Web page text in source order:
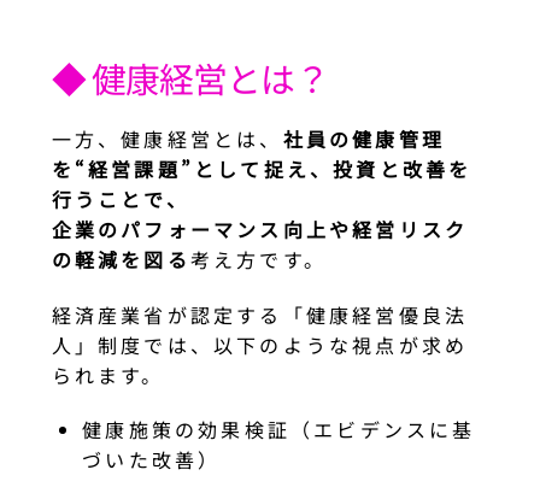
◆ 健康経営とは？
一方、健康経営とは、 社員の健康管理
を“経営課題”として捉え、投資と改善を
行うことで、
企業のパフォーマンス向上や経営リスク
の軽減を図る考え方です。
経済産業省が認定する「健康経営優良法
人」制度では、以下のような視点が求め
られます。
健康施策の効果検証（エビデンスに基
づいた改善）